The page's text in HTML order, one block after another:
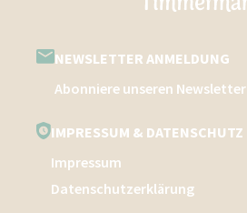
NEWSLETTER ANMELDUNG
Abonniere unseren Newsletter
IMPRESSUM & DATENSCHUTZ
Impressum
Datenschutzerklärung